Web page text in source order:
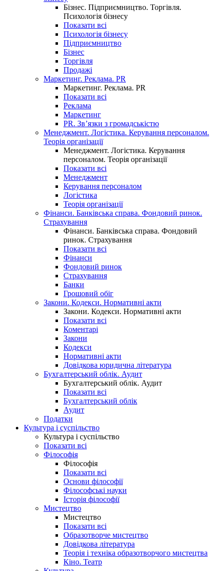
Бізнес. Підприємництво. Торгівля.
Психологія бізнесу
Показати всі
Психологія бізнесу
Підприємництво
Бізнес
Торгівля
Продажі
Маркетинг. Реклама. PR
Маркетинг. Реклама. PR
Показати всі
Реклама
Маркетинг
PR. Зв’язки з громадськістю
Менеджмент. Логістика. Керування персоналом.
Теорія організації
Менеджмент. Логістика. Керування
персоналом. Теорія організації
Показати всі
Менеджмент
Керування персоналом
Логістика
Теорія організації
Фінанси. Банківська справа. Фондовий ринок.
Страхування
Фінанси. Банківська справа. Фондовий
ринок. Страхування
Показати всі
Фінанси
Фондовий ринок
Страхування
Банки
Грошовий обіг
Закони. Кодекси. Нормативні акти
Закони. Кодекси. Нормативні акти
Показати всі
Коментарі
Закони
Кодекси
Нормативні акти
Довідкова юридична література
Бухгалтерський облік. Аудит
Бухгалтерський облік. Аудит
Показати всі
Бухгалтерський облік
Аудит
Податки
Культура і суспільство
Культура і суспільство
Показати всі
Філософія
Філософія
Показати всі
Основи філософії
Філософські науки
Історія філософії
Мистецтво
Мистецтво
Показати всі
Образотворче мистецтво
Довідкова література
Теорія і техніка образотворчого мистецтва
Кіно. Театр